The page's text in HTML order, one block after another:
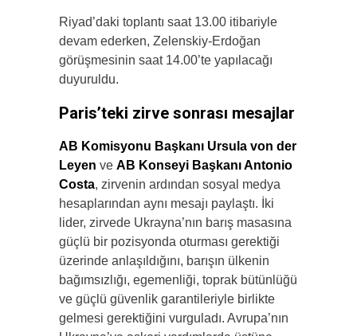
Riyad’daki toplantı saat 13.00 itibariyle
devam ederken, Zelenskiy-Erdoğan
görüşmesinin saat 14.00’te yapılacağı
duyuruldu.
Paris’teki zirve sonrası mesajlar
AB Komisyonu Başkanı Ursula von der
Leyen ve AB Konseyi Başkanı Antonio
Costa, zirvenin ardından sosyal medya
hesaplarından aynı mesajı paylaştı. İki
lider, zirvede Ukrayna’nın barış masasına
güçlü bir pozisyonda oturması gerektiği
üzerinde anlaşıldığını, barışın ülkenin
bağımsızlığı, egemenliği, toprak bütünlüğü
ve güçlü güvenlik garantileriyle birlikte
gelmesi gerektiğini vurguladı. Avrupa’nın